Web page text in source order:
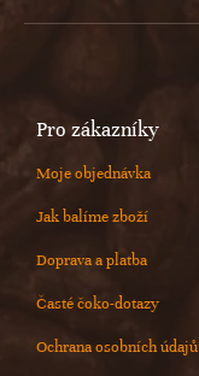
Pro zákazníky
Moje objednávka
Jak balíme zboží
Doprava a platba
Časté čoko-dotazy
Ochrana osobních údajů